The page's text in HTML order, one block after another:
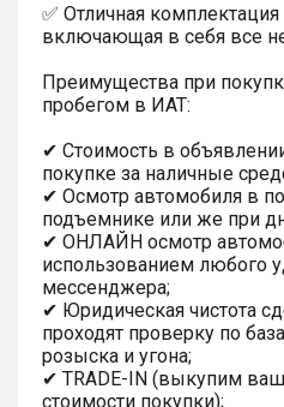
✅ Отличная
включающая в себя все
Преимущества при
пробегом в ИАТ:
✔ Стоимость в
покупке за наличные
✔ Осмотр автомобиля в
подъемнике или же при
✔ ОНЛАЙН осмотр
использованием любого
мессенджера;
✔ Юридическая чистота
проходят проверку по
розыска и угона;
✔ TRADE-IN (выкупим
стоимости покупки);